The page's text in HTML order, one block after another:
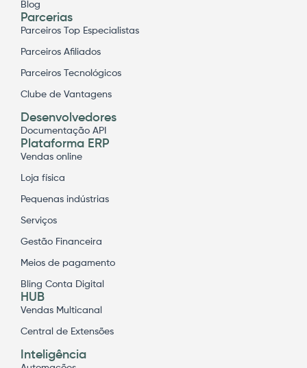
Blog
Parcerias
Parceiros Top Especialistas
Parceiros Afiliados
Parceiros Tecnológicos
Clube de Vantagens
Desenvolvedores
Documentação API
Plataforma ERP
Vendas online
Loja física
Pequenas indústrias
Serviços
Gestão Financeira
Meios de pagamento
Bling Conta Digital
HUB
Vendas Multicanal
Central de Extensões
Inteligência